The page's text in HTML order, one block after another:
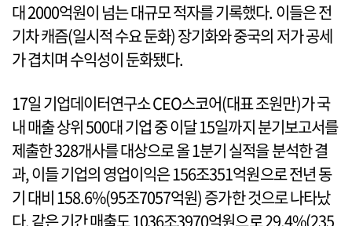
대 2000억원이 넘는 대규모 적자를 기록했다. 이들은 전
기차 캐즘(일시적 수요 둔화) 장기화와 중국의 저가 공세
가 겹치며 수익성이 둔화됐다.
17일 기업데이터연구소 CEO스코어(대표 조원만)가 국
내 매출 상위 500대 기업 중 이달 15일까지 분기보고서를
제출한 328개사를 대상으로 올 1분기 실적을 분석한 결
과, 이들 기업의 영업이익은 156조351억원으로 전년 동
기 대비 158.6%(95조7057억원) 증가한 것으로 나타났
다. 같은 기간 매출도 1036조3970억원으로 29.4%(235